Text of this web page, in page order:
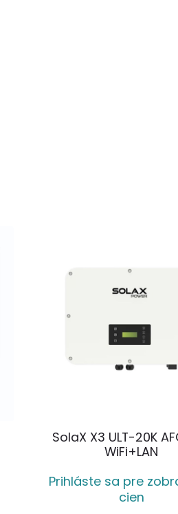
SolaX X3 ULT-20K
WiFi+LAN
Prihláste sa pre
cien